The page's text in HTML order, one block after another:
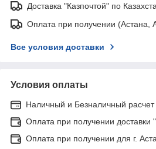
Доставка "Казпочтой" по
Оплата при получении (Астана,
Все условия доставки
Условия оплаты
Наличный и Безналичный расчет
Оплата при получении доставки
Оплата при получении для г.